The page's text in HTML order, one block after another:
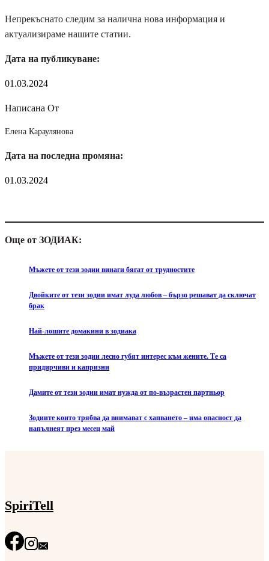
Непрекъснато следим за налична нова информация и
актуализираме нашите статии.
Дата на публикуване:
01.03.2024
Написана От
Елена Караулянова
Дата на последна промяна:
01.03.2024
Още от ЗОДИАК:
Мъжете от тези зодии винаги бягат от трудностите
Двойките от тези зодии имат луда любов – бързо решават да сключат
брак
Най-лошите домакини в зодиака
Мъжете от тези зодии лесно губят интерес към жените. Те са
придирчиви и капризни
Дамите от тези зодии имат нужда от по-възрастен партньор
Зодиите които трябва да внимават с хапването – има опасност да
напълнеят през месец май
SpiriTell